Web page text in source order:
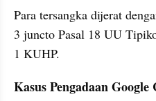
Para tersangka dijerat
3 juncto Pasal 18 UU
1 KUHP.
Kasus Pengadaan Google